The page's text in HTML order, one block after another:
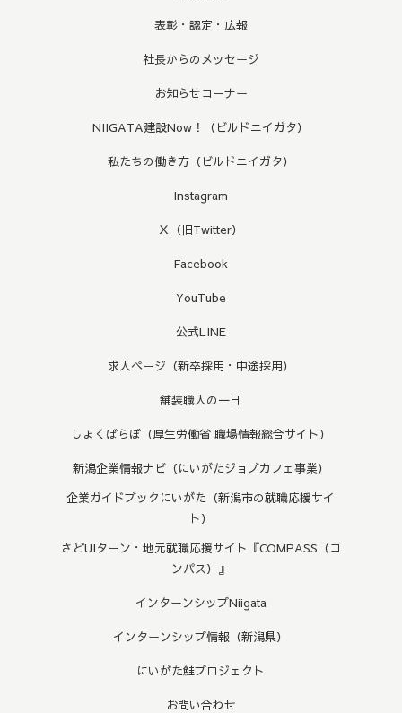
表彰・認定・広報
社長からのメッセージ
お知らせコーナー
NIIGATA建設Now！（ビルドニイガタ）
私たちの働き方（ビルドニイガタ）
Instagram
Ｘ（旧Twitter）
Facebook
YouTube
公式LINE
求人ページ（新卒採用・中途採用）
舗装職人の一日
しょくばらぼ（厚生労働省 職場情報総合サイト）
新潟企業情報ナビ（にいがたジョブカフェ事業）
企業ガイドブックにいがた（新潟市の就職応援サイ
ト）
さどUIターン・地元就職応援サイト『COMPASS（コ
ンパス）』
インターンシップNiigata
インターンシップ情報（新潟県）
にいがた鮭プロジェクト
お問い合わせ